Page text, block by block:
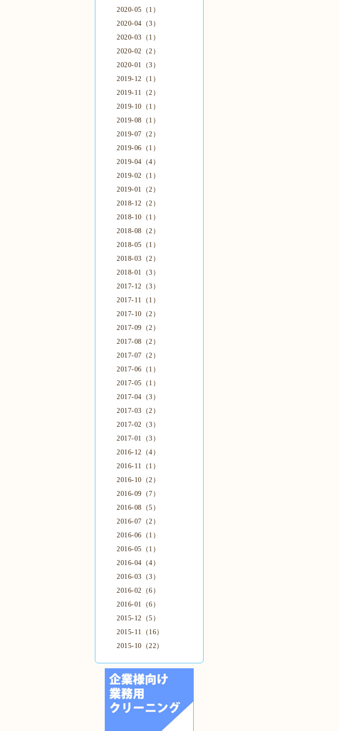
2020-05（1）
2020-04（3）
2020-03（1）
2020-02（2）
2020-01（3）
2019-12（1）
2019-11（2）
2019-10（1）
2019-08（1）
2019-07（2）
2019-06（1）
2019-04（4）
2019-02（1）
2019-01（2）
2018-12（2）
2018-10（1）
2018-08（2）
2018-05（1）
2018-03（2）
2018-01（3）
2017-12（3）
2017-11（1）
2017-10（2）
2017-09（2）
2017-08（2）
2017-07（2）
2017-06（1）
2017-05（1）
2017-04（3）
2017-03（2）
2017-02（3）
2017-01（3）
2016-12（4）
2016-11（1）
2016-10（2）
2016-09（7）
2016-08（5）
2016-07（2）
2016-06（1）
2016-05（1）
2016-04（4）
2016-03（3）
2016-02（6）
2016-01（6）
2015-12（5）
2015-11（16）
2015-10（22）